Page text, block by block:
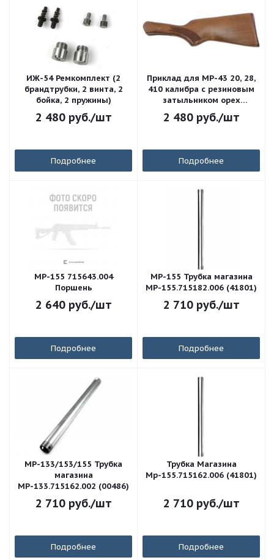
ИЖ-54 Ремкомплект (2
брандтрубки, 2 винта, 2
бойка, 2 пружины)
2 480руб./шт
Подробнее
Приклад для MP-43 20, 28,
410 калибра с резиновым
затыльником орех
английская ложа Иж-43М
Сб3-1-23
2 480руб./шт
Подробнее
МР-155 715643.004
Поршень
2 640руб./шт
Подробнее
МР-155 Трубка магазина
МР-155.715182.006 (41801)
2 710руб./шт
Подробнее
МР-133/153/155 Трубка
магазина
МР-133.715162.002 (00486)
2 710руб./шт
Подробнее
Трубка Магазина
Мр-155.715162.006 (41801)
2 710руб./шт
Подробнее